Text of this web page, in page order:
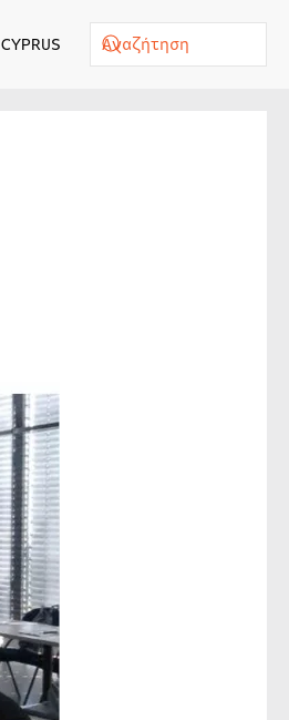
CYPRUS